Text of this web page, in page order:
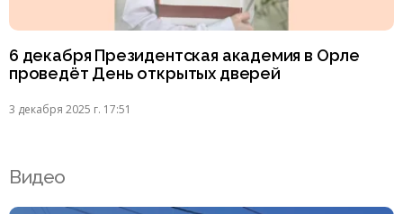
6 декабря Президентская академия в Орле
проведёт День открытых дверей
3 декабря 2025 г. 17:51
Видео